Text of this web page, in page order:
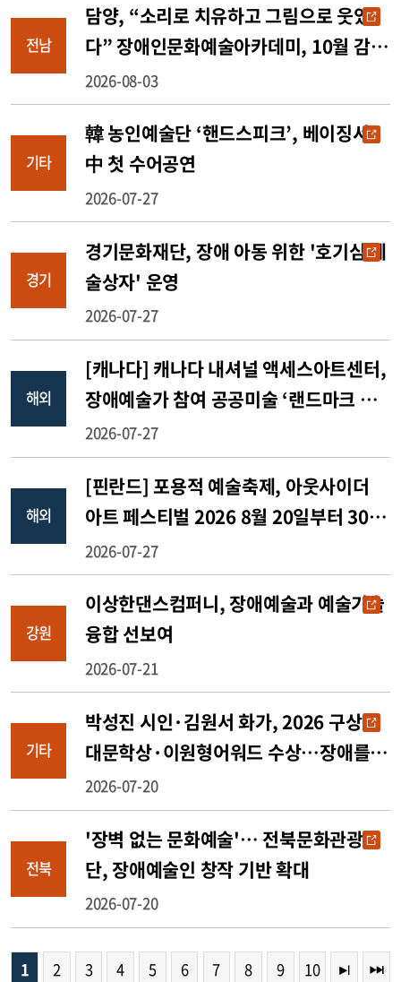
전남
담양, “소리로 치유하고 그림으로 웃었
다” 장애인문화예술아카데미, 10월 감동
의 무대 선다
2026-08-03
기타
韓 농인예술단 ‘핸드스피크’, 베이징서
中 첫 수어공연
2026-07-27
경기
경기문화재단, 장애 아동 위한 '호기심 예
술상자' 운영
2026-07-27
해외
[캐나다] 캐나다 내셔널 액세스아트센터,
장애예술가 참여 공공미술 ‘랜드마크 프
로젝트’ 추진
2026-07-27
해외
[핀란드] 포용적 예술축제, 아웃사이더
아트 페스티벌 2026 8월 20일부터 30일
까지 개최
2026-07-27
강원
이상한댄스컴퍼니, 장애예술과 예술기술
융합 선보여
2026-07-21
기타
박성진 시인·김원서 화가, 2026 구상솟
대문학상·이원형어워드 수상…장애를
넘어 예술혼 빛났다
2026-07-20
전북
'장벽 없는 문화예술'… 전북문화관광재
단, 장애예술인 창작 기반 확대
2026-07-20
1 2 3 4 5 6 7 8 9 10